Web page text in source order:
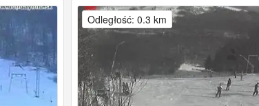
Odległość: 0.3 km